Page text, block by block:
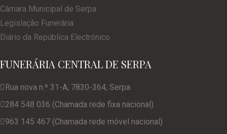
Câmara Municipal de Serpa
Legislação Funerária
Diário da República Electrónico
FUNERÁRIA CENTRAL DE SERPA
Rua nova n.º 31-A, 7830-364, Serpa
284 548 036 (Chamada rede fixa nacional)
963 145 467 (Chamada rede móvel nacional)